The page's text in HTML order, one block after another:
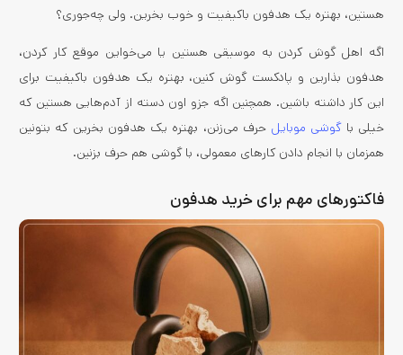
هستین، بهتره یک هدفون باکیفیت و خوب بخرین. ولی چه‌جوری؟
اگه اهل گوش کردن به موسیقی هستین یا می‌خواین موقع کار کردن،
هدفون بذارین و پادکست گوش کنین، بهتره یک هدفون باکیفیت برای
این کار داشته باشین. همچنین اگه جزو اون دسته از آدم‌هایی هستین که
خیلی باگوشی موبایل حرف می‌زنن، بهتره یک هدفون بخرین که بتونین
همزمان با انجام دادن کارهای معمولی، با گوشی هم حرف بزنین.
فاکتورهای مهم برای خرید هدفون